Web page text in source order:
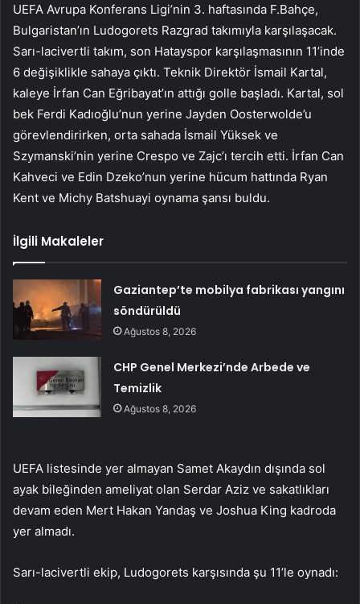
UEFA Avrupa Konferans Ligi’nin 3. haftasında F.Bahçe,
Bulgaristan’ın Ludogorets Razgrad takımıyla karşılaşacak.
Sarı-lacivertli takım, son Hatayspor karşılaşmasının 11’inde
6 değişiklikle sahaya çıktı. Teknik Direktör İsmail Kartal,
kaleye İrfan Can Eğribayat’ın attığı golle başladı. Kartal, sol
bek Ferdi Kadıoğlu’nun yerine Jayden Oosterwolde’u
görevlendirirken, orta sahada İsmail Yüksek ve
Szymanski’nin yerine Crespo ve Zajc’ı tercih etti. İrfan Can
Kahveci ve Edin Dzeko’nun yerine hücum hattında Ryan
Kent ve Michy Batshuayi oynama şansı buldu.
İlgili Makaleler
Gaziantep’te mobilya fabrikası yangını
söndürüldü
Ağustos 8, 2026
CHP Genel Merkezi’nde Arbede ve
Temizlik
Ağustos 8, 2026
UEFA listesinde yer almayan Samet Akaydın dışında sol
ayak bileğinden ameliyat olan Serdar Aziz ve sakatlıkları
devam eden Mert Hakan Yandaş ve Joshua King kadroda
yer almadı.
Sarı-lacivertli ekip, Ludogorets karşısında şu 11’le oynadı: